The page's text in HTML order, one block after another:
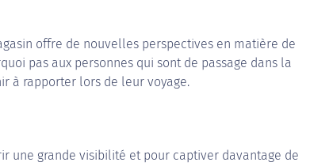
offre de nouvelles perspectives en matière de
pas aux personnes qui sont de passage dans la
à rapporter lors de leur voyage.
une grande visibilité et pour captiver davantage de